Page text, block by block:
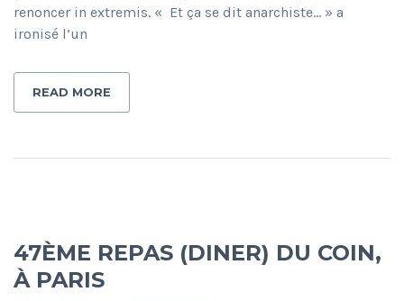
renoncer in extremis. « Et ça se dit anarchiste… » a
ironisé l’un
READ MORE
47ÈME REPAS (DINER) DU COIN,
À PARIS